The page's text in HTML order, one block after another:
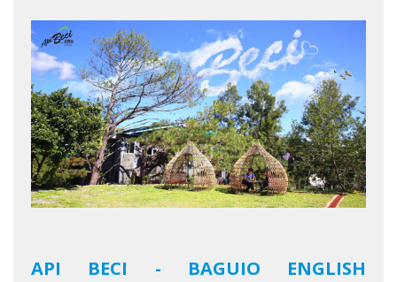
API BECI - BAGUIO ENGLISH